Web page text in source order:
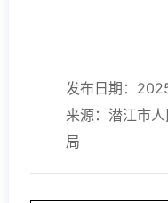
发布日期：
来源：潜江市
局